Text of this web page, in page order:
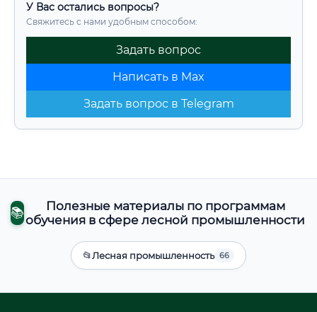
У Вас остались вопросы?
Свяжитесь с нами удобным способом:
Задать вопрос
Написать в Max
Задать вопрос в Telegram
📚
Полезные материалы по программам
обучения в сфере лесной промышленности
📂Лесная промышленность 66